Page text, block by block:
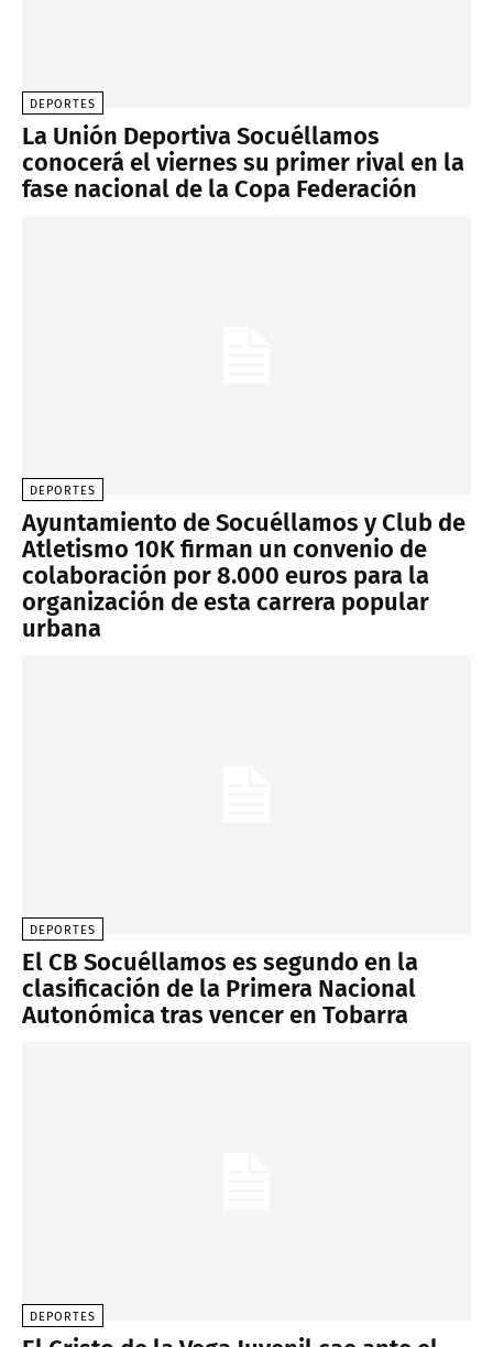
DEPORTES
La Unión Deportiva Socuéllamos
conocerá el viernes su primer rival en la
fase nacional de la Copa Federación
DEPORTES
Ayuntamiento de Socuéllamos y Club de
Atletismo 10K firman un convenio de
colaboración por 8.000 euros para la
organización de esta carrera popular
urbana
DEPORTES
El CB Socuéllamos es segundo en la
clasificación de la Primera Nacional
Autonómica tras vencer en Tobarra
DEPORTES